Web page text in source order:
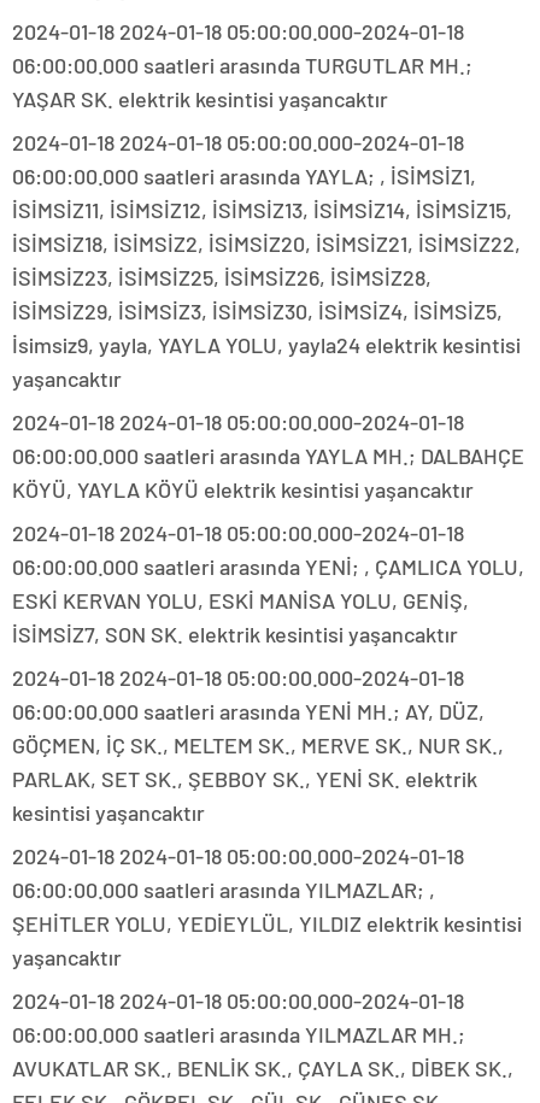
2024-01-18 2024-01-18 05:00:00.000-2024-01-18
06:00:00.000 saatleri arasında TURGUTLAR MH.;
YAŞAR SK. elektrik kesintisi yaşancaktır
2024-01-18 2024-01-18 05:00:00.000-2024-01-18
06:00:00.000 saatleri arasında YAYLA; , İSİMSİZ1,
İSİMSİZ11, İSİMSİZ12, İSİMSİZ13, İSİMSİZ14, İSİMSİZ15,
İSİMSİZ18, İSİMSİZ2, İSİMSİZ20, İSİMSİZ21, İSİMSİZ22,
İSİMSİZ23, İSİMSİZ25, İSİMSİZ26, İSİMSİZ28,
İSİMSİZ29, İSİMSİZ3, İSİMSİZ30, İSİMSİZ4, İSİMSİZ5,
İsimsiz9, yayla, YAYLA YOLU, yayla24 elektrik kesintisi
yaşancaktır
2024-01-18 2024-01-18 05:00:00.000-2024-01-18
06:00:00.000 saatleri arasında YAYLA MH.; DALBAHÇE
KÖYÜ, YAYLA KÖYÜ elektrik kesintisi yaşancaktır
2024-01-18 2024-01-18 05:00:00.000-2024-01-18
06:00:00.000 saatleri arasında YENİ; , ÇAMLICA YOLU,
ESKİ KERVAN YOLU, ESKİ MANİSA YOLU, GENİŞ,
İSİMSİZ7, SON SK. elektrik kesintisi yaşancaktır
2024-01-18 2024-01-18 05:00:00.000-2024-01-18
06:00:00.000 saatleri arasında YENİ MH.; AY, DÜZ,
GÖÇMEN, İÇ SK., MELTEM SK., MERVE SK., NUR SK.,
PARLAK, SET SK., ŞEBBOY SK., YENİ SK. elektrik
kesintisi yaşancaktır
2024-01-18 2024-01-18 05:00:00.000-2024-01-18
06:00:00.000 saatleri arasında YILMAZLAR; ,
ŞEHİTLER YOLU, YEDİEYLÜL, YILDIZ elektrik kesintisi
yaşancaktır
2024-01-18 2024-01-18 05:00:00.000-2024-01-18
06:00:00.000 saatleri arasında YILMAZLAR MH.;
AVUKATLAR SK., BENLİK SK., ÇAYLA SK., DİBEK SK.,